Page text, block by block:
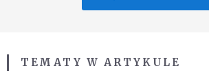
TEMATY W ARTYKULE